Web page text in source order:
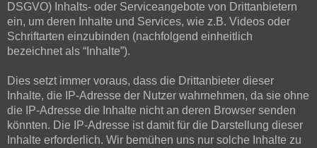
DSGVO) Inhalts- oder Serviceangebote von Drittanbietern
ein, um deren Inhalte und Services, wie z.B. Videos oder
Schriftarten einzubinden (nachfolgend einheitlich
bezeichnet als “Inhalte”).
Dies setzt immer voraus, dass die Drittanbieter dieser
Inhalte, die IP-Adresse der Nutzer wahrnehmen, da sie ohne
die IP-Adresse die Inhalte nicht an deren Browser senden
könnten. Die IP-Adresse ist damit für die Darstellung dieser
Inhalte erforderlich. Wir bemühen uns nur solche Inhalte zu